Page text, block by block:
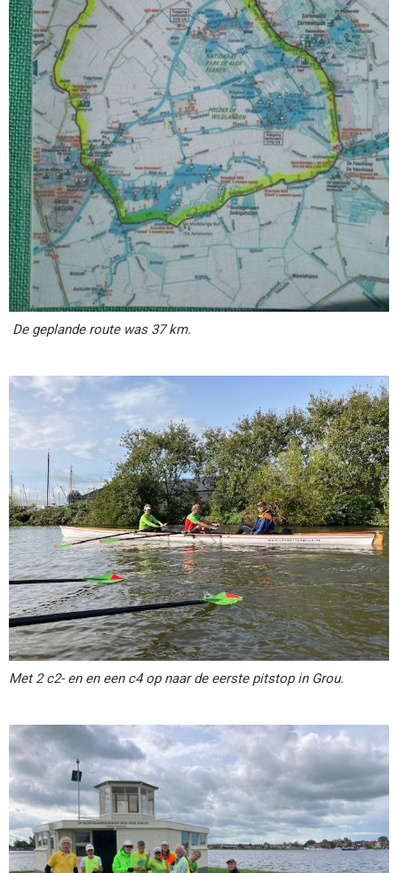
De geplande route was 37 km.
Met 2 c2- en en een c4 op naar de eerste pitstop in Grou.